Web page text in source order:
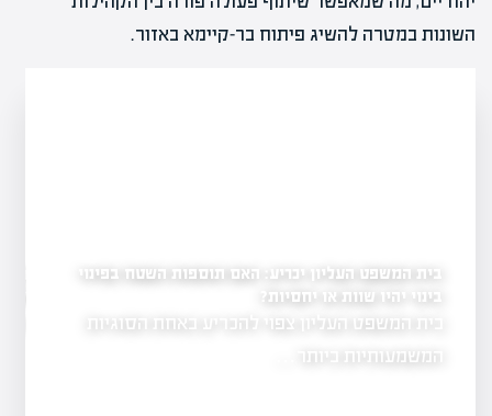
השונות במטרה להשיג פיתוח בר-קיימא באזור.
פרויקט להצלחה?
בית המשפט העליון יכריע: האם תוספות השטח בפינוי
בינוי יהיו שוות או יחסיות?
בית המשפט העליון צפוי להכריע באחת הסוגיות
המשמעותיות ביותר…
לראשונה: עיריית